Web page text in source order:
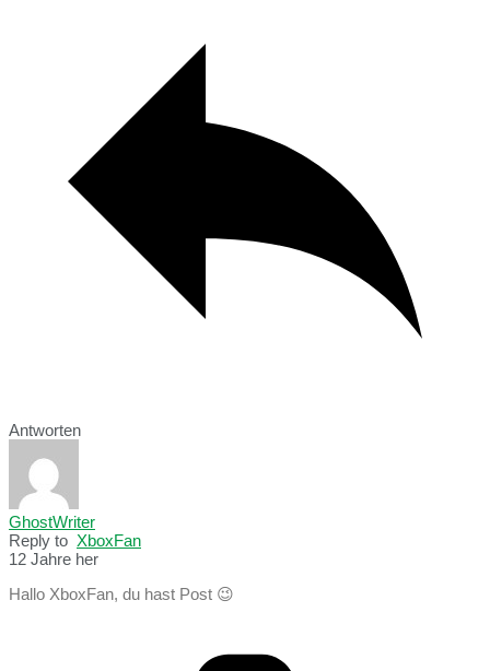
Antworten
GhostWriter
Reply to XboxFan
12 Jahre her
Hallo XboxFan, du hast Post 😉